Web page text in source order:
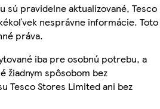
sú pravidelne aktualizované, Tesco
nesprávne informácie. Toto
práva.
iba pre osobnú potrebu, a
žiadnym spôsobom bez
Tesco Stores Limited ani bez